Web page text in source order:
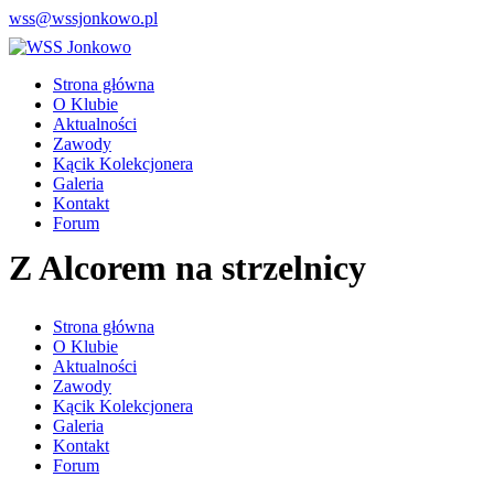
wss@wssjonkowo.pl
Strona główna
O Klubie
Aktualności
Zawody
Kącik Kolekcjonera
Galeria
Kontakt
Forum
Z Alcorem na strzelnicy
Strona główna
O Klubie
Aktualności
Zawody
Kącik Kolekcjonera
Galeria
Kontakt
Forum